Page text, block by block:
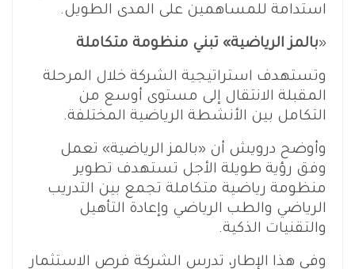
استدامة للمساهمين على المدى الطويل.
«بالمز الرياضية» تبني منظومة متكاملة
وتستهدف استراتيجية الشركة خلال المرحلة
المقبلة الانتقال إلى مستوى أوسع من
التكامل بين الأنشطة الرياضية المختلفة.
وأوضح درويش أن «بالمز الرياضية» تعمل
وفق رؤية طويلة الأجل تستهدف تطوير
منظومة رياضية متكاملة تجمع بين التدريب
الرياضي والطب الرياضي وإعادة التأهيل
والتقنيات الذكية.
وفي هذا الإطار، تدرس الشركة فرص الاستثمار